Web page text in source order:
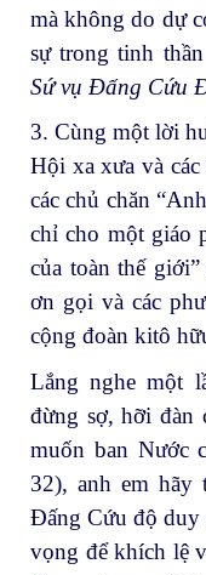
mà không do dự
sự trong tinh
Sứ vụ Đấng Cứu
3. Cùng một lời
Hội xa xưa và
các chủ chăn
chỉ cho một giáo
của toàn thế
ơn gọi và các
cộng đoàn kitô
Lắng nghe một
đừng sợ, hỡi đàn
muốn ban Nước
32), anh em hãy
Đấng Cứu độ duy
vọng để khích lệ